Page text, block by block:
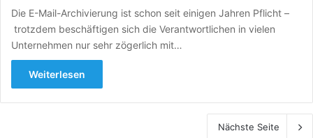
Die E-Mail-Archivierung ist schon seit einigen Jahren Pflicht –
trotzdem beschäftigen sich die Verantwortlichen in vielen
Unternehmen nur sehr zögerlich mit…
Weiterlesen
Nächste Seite